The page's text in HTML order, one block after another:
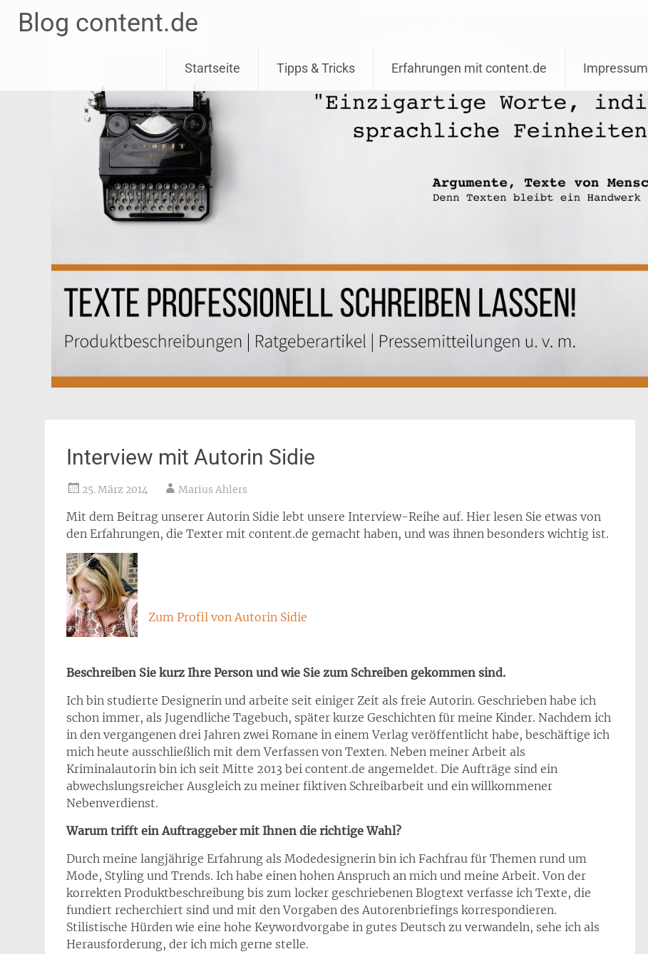
Blog content.de
to
content
Startseite Tipps & Tricks Erfahrungen mit content.de Impressum
Interview mit Autorin Sidie
25. März 2014 Marius Ahlers
Mit dem Beitrag unserer Autorin Sidie lebt unsere Interview-Reihe auf. Hier lesen Sie etwas von
den Erfahrungen, die Texter mit content.de gemacht haben, und was ihnen besonders wichtig ist.
Zum Profil von Autorin Sidie
Beschreiben Sie kurz Ihre Person und wie Sie zum Schreiben gekommen sind.
Ich bin studierte Designerin und arbeite seit einiger Zeit als freie Autorin. Geschrieben habe ich
schon immer, als Jugendliche Tagebuch, später kurze Geschichten für meine Kinder. Nachdem ich
in den vergangenen drei Jahren zwei Romane in einem Verlag veröffentlicht habe, beschäftige ich
mich heute ausschließlich mit dem Verfassen von Texten. Neben meiner Arbeit als
Kriminalautorin bin ich seit Mitte 2013 bei content.de angemeldet. Die Aufträge sind ein
abwechslungsreicher Ausgleich zu meiner fiktiven Schreibarbeit und ein willkommener
Nebenverdienst.
Warum trifft ein Auftraggeber mit Ihnen die richtige Wahl?
Durch meine langjährige Erfahrung als Modedesignerin bin ich Fachfrau für Themen rund um
Mode, Styling und Trends. Ich habe einen hohen Anspruch an mich und meine Arbeit. Von der
korrekten Produktbeschreibung bis zum locker geschriebenen Blogtext verfasse ich Texte, die
fundiert recherchiert sind und mit den Vorgaben des Autorenbriefings korrespondieren.
Stilistische Hürden wie eine hohe Keywordvorgabe in gutes Deutsch zu verwandeln, sehe ich als
Herausforderung, der ich mich gerne stelle.